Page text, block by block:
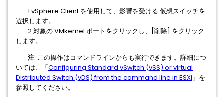
1.vSphere Client を使用して、影響を受ける 仮想スイッチを
選択します。
2.対象の VMkernel ポートをクリックし、[削除] をクリック
します。
注: この操作はコマンドラインからも実行できます。詳細につ
いては、「Configuring Standard vSwitch (vSS) or virtual
Distributed Switch (vDS) from the command line in ESXi」を
参照してください。